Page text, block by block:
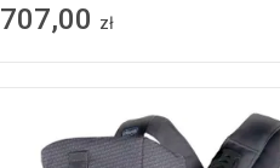
707,00 zł